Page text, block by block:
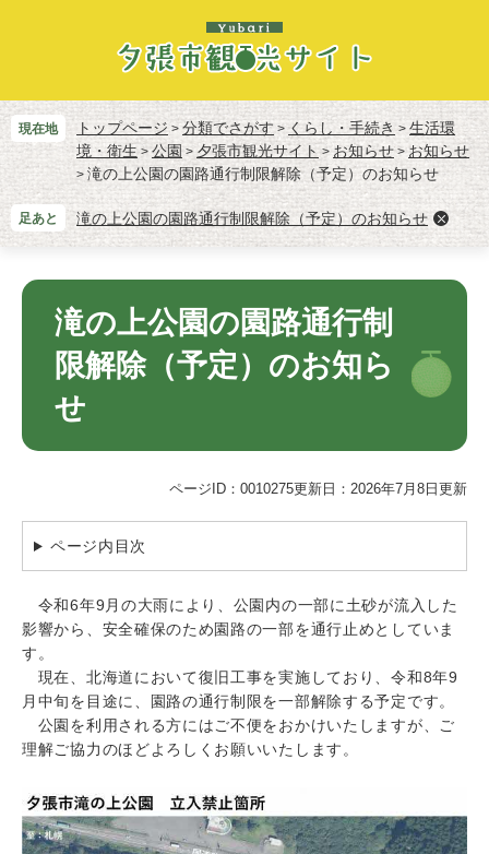
先
頭
で
す。
を
飛
ば
て
本
文
現在地 トップページ > 分類でさがす > くらし・手続き > 生活環
境・衛生 >公園 > 夕張市観光サイト > お知らせ> お知らせ
> 滝の上公園の園路通行制限解除（予定）のお知らせ
足あと 滝の上公園の園路通行制限解除（予定）のお知らせ
本
滝の上公園の園路通行制
限解除（予定）のお知ら
せ
ページID：0010275更新日：2026年7月8日更新
ページ内目次
令和6年9月の大雨により、公園内の一部に土砂が流入した
影響から、安全確保のため園路の一部を通行止めとしていま
す。
現在、北海道において復旧工事を実施しており、令和8年9
月中旬を目途に、園路の通行制限を一部解除する予定です。
公園を利用される方にはご不便をおかけいたしますが、ご
理解ご協力のほどよろしくお願いいたします。